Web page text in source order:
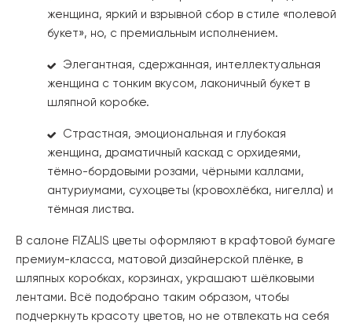
женщина, яркий и взрывной сбор в стиле «полевой
букет», но, с премиальным исполнением.
Элегантная, сдержанная, интеллектуальная
женщина с тонким вкусом, лаконичный букет в
шляпной коробке.
Страстная, эмоциональная и глубокая
женщина, драматичный каскад с орхидеями,
тёмно-бордовыми розами, чёрными каллами,
антуриумами, сухоцветы (кровохлёбка, нигелла) и
тёмная листва.
В салоне FIZALIS цветы оформляют в крафтовой бумаге
премиум-класса, матовой дизайнерской плёнке, в
шляпных коробках, корзинах, украшают шёлковыми
лентами. Всё подобрано таким образом, чтобы
подчеркнуть красоту цветов, но не отвлекать на себя